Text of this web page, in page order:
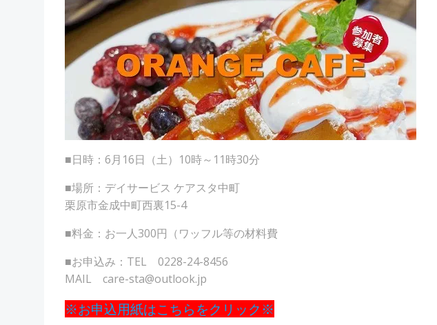
■日時：6月16日（土）10時～11時30分
■場所：デイサービス ケアスタ中町
栗原市金成中町西裏15-4
■料金：お一人300円（ワッフル等の材料費
■お申込み：TEL 0228-24-8456
MAIL care-sta@outlook.jp
※お申込用紙はこちらをクリック※